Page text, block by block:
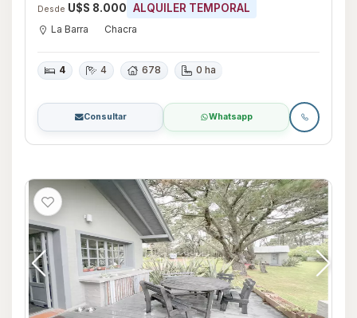
Desde U$S 8.000 ALQUILER TEMPORAL
La Barra Chacra
4 4 678 0 ha
Consultar Whatsapp